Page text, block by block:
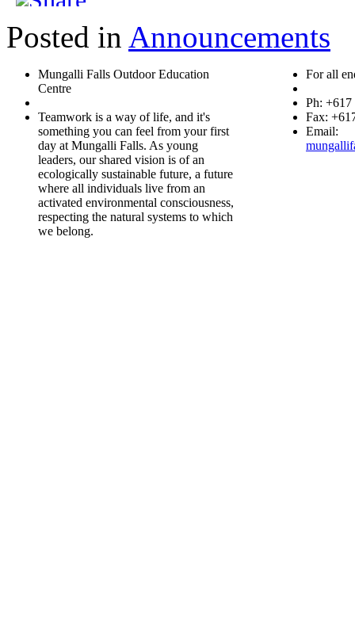
Posted in Announcements
Mungalli Falls Outdoor Education
Centre
Teamwork is a way of life, and it's
something you can feel from your first
day at Mungalli Falls. As young
leaders, our shared vision is of an
ecologically sustainable future, a future
where all individuals live from an
activated environmental consciousness,
respecting the natural systems to which
we belong.
For all
Ph: +617
Fax:
Email: